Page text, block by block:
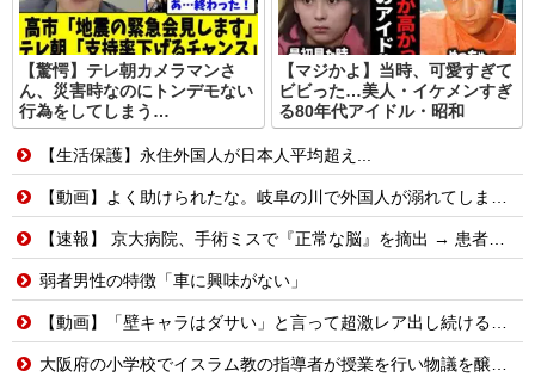
【驚愕】テレ朝カメラマンさ
ん、災害時なのにトンデモない
行為をしてしまう…
【マジかよ】当時、可愛すぎて
ビビった…美人・イケメンすぎ
る80年代アイドル・昭和
【生活保護】永住外国人が日本人平均超え...
【動画】よく助けられたな。岐阜の川で外国人が溺れてしまう事故。
【速報】 京大病院、手術ミスで『正常な脳』を摘出 → 患者は自発呼吸不可能な植物状態に
弱者男性の特徴「車に興味がない」
【動画】「壁キャラはダサい」と言って超激レア出し続ける脳キンw
大阪府の小学校でイスラム教の指導者が授業を行い物議を醸す！ #大阪 #イスラム教 #モスク